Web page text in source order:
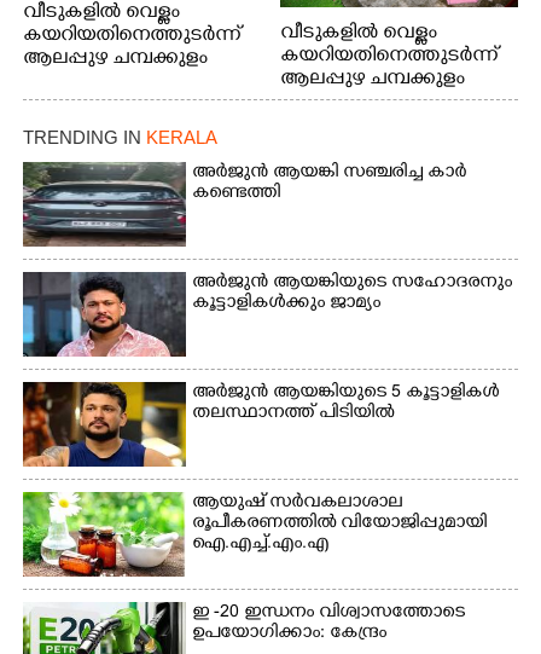
വീടുകളിൽ വെള്ളം
കയറിയതിനെത്തുടർന്ന്
ആലപ്പുഴ ചമ്പക്കുളം
പോരൂക്കര സെൻട്രൽ
സ്കൂളിലെ ദുരിതാശ്വാസ
ക്യാമ്പിലെത്തിയവർ
വസ്ത്രങ്ങൾ
ഉണക്കാനിട്ടിരിക്കുന്ന
ഗോൾപോസ്റ്റിന് മുന്നിൽ
ഫുട്ബോൾ കളികളിൽ
ഏർപ്പെട്ടിരിക്കുന്ന
കുട്ടികൾ
വീടുകളിൽ വെള്ളം
കയറിയതിനെത്തുടർന്ന്
ആലപ്പുഴ ചമ്പക്കുളം
ഫാദർ തോമസ്
ക്യാമ്പിലെത്തിയവർ മഴ
ഉണക്കാനിടുന്ന കാഴ്ച.
TRENDING IN KERALA
അർജുൻ ആയങ്കി സഞ്ചരിച്ച കാർ
കണ്ടെത്തി
അർജുൻ ആയങ്കിയുടെ സഹോദരനും
കൂട്ടാളികൾക്കും ജാമ്യം
അർജുൻ ആയങ്കിയുടെ 5 കൂട്ടാളികൾ
തലസ്ഥാനത്ത് പിടിയിൽ
ആയുഷ് സർവകലാശാല
രൂപീകരണത്തിൽ വിയോജിപ്പുമായി
ഐ.എച്ച്.എം.എ
ഇ -20 ഇന്ധനം വിശ്വാസത്തോടെ
ഉപയോഗിക്കാം: കേന്ദ്രം